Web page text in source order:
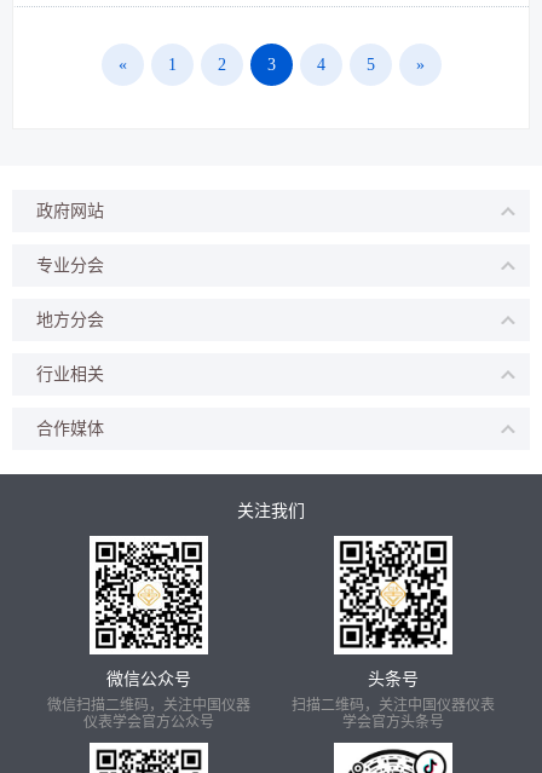
« 1 2 3 4 5 »
政府网站
专业分会
地方分会
行业相关
合作媒体
关注我们
微信公众号
微信扫描二维码，关注中国仪器
仪表学会官方公众号
头条号
扫描二维码，关注中国仪器仪表
学会官方头条号